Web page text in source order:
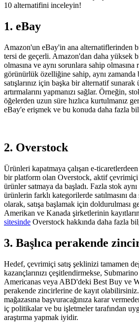
10 alternatifini inceleyin!
1. eBay
Amazon'un eBay'in ana alternatiflerinden
tersi de geçerli. Amazon'dan daha yüksek
olmasına ve aynı sorunlara sahip olmasına
görünürlük özelliğine sahip, aynı zamanda
satışlarınız için başka bir alternatif
artırmalarını yapmanızı sağlar. Örneğin,
öğelerden uzun süre hızlıca kurtulmanız
eBay'e erişmek ve bu konuda daha fazla
2. Overstock
Ürünleri kapatmaya çalışan e-
bir platform olan Overstock, aktif çevrimiçi
ürünler satmaya da başladı. Fazla stok
ürünlerin farklı kategorilerde satılmasını
olarak, satışa başlamak için doldurulması
Amerikan ve Kanada şirketlerinin
sitesinde Overstock hakkında daha fazla
3. Başlıca perakende
Hedef, çevrimiçi satış şeklinizi tamamen
kazançlarınızı çeşitlendirmekse,
Americanas veya ABD'deki Best Buy ve
perakende zincirlerine de kayıt
mağazasına başvuracağınıza karar
iç politikalar ve bu işletmeler tarafından
araştırma yapmak iyidir.